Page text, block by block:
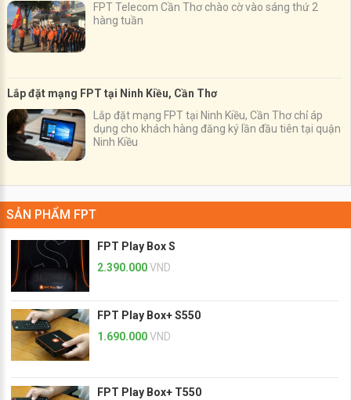
FPT Telecom Cần Thơ chào cờ vào sáng thứ 2
hàng tuần
Lắp đặt mạng FPT tại Ninh Kiều, Cần Thơ
Lắp đặt mạng FPT tại Ninh Kiều, Cần Thơ chỉ áp
dụng cho khách hàng đăng ký lần đầu tiên tại quận
Ninh Kiều
SẢN PHẨM FPT
FPT Play Box S
2.390.000VND
FPT Play Box+ S550
1.690.000VND
FPT Play Box+ T550